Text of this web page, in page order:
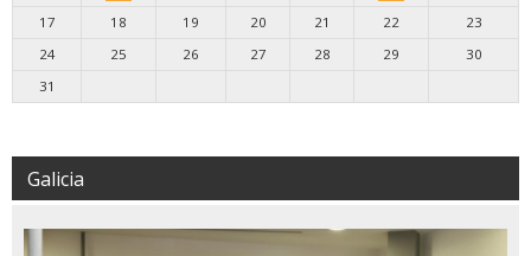
17
18 19 20 21 22
23
24
25 26 27 28 29
30
31
Galicia